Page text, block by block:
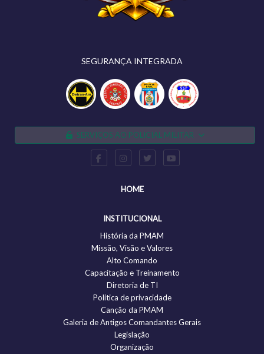
SEGURANÇA INTEGRADA
SERVIÇOS AO POLICIAL MILITAR
HOME
INSTITUCIONAL
História da PMAM
Missão, Visão e Valores
Alto Comando
Capacitação e Treinamento
Diretoria de TI
Politica de privacidade
Canção da PMAM
Galeria de Antigos Comandantes Gerais
Legislação
Organização